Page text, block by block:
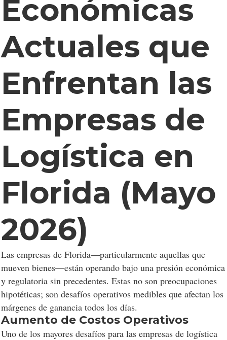
Económicas
Actuales que
Enfrentan las
Empresas de
Logística en
Florida (Mayo
2026)
Las empresas de Florida—particularmente aquellas que
mueven bienes—están operando bajo una presión económica
y regulatoria sin precedentes. Estas no son preocupaciones
hipotéticas; son desafíos operativos medibles que afectan los
márgenes de ganancia todos los días.
Aumento de Costos Operativos
Uno de los mayores desafíos para las empresas de logística